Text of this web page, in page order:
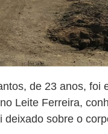
de 23 anos, foi
Leite Ferreira,
sobre o